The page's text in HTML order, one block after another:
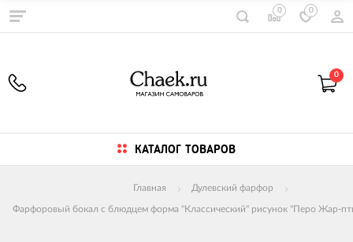
0 0
0
КАТАЛОГ ТОВАРОВ
Главная Дулевский фарфор
Фарфоровый бокал с блюдцем форма "Классический" рисунок "Перо Жар-